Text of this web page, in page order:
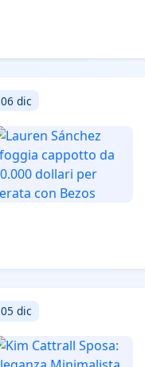
06 dic
05 dic